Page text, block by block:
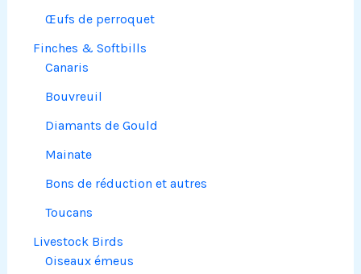
Œufs de perroquet
Finches & Softbills
Canaris
Bouvreuil
Diamants de Gould
Mainate
Bons de réduction et autres
Toucans
Livestock Birds
Oiseaux émeus